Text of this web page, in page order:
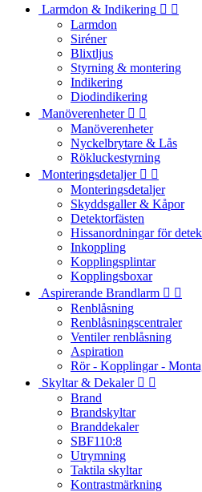
Larmdon & Indikering  
Larmdon
Siréner
Blixtljus
Styrning & montering
Indikering
Diodindikering
Manöverenheter  
Manöverenheter
Nyckelbrytare & Lås
Rökluckestyrning
Monteringsdetaljer  
Monteringsdetaljer
Skyddsgaller & Kåpor
Detektorfästen
Hissanordningar för
Inkoppling
Kopplingsplintar
Kopplingsboxar
Aspirerande Brandlarm  
Renblåsning
Renblåsningscentraler
Ventiler renblåsning
Aspiration
Rör - Kopplingar -
Skyltar & Dekaler  
Brand
Brandskyltar
Branddekaler
SBF110:8
Utrymning
Taktila skyltar
Kontrastmärkning